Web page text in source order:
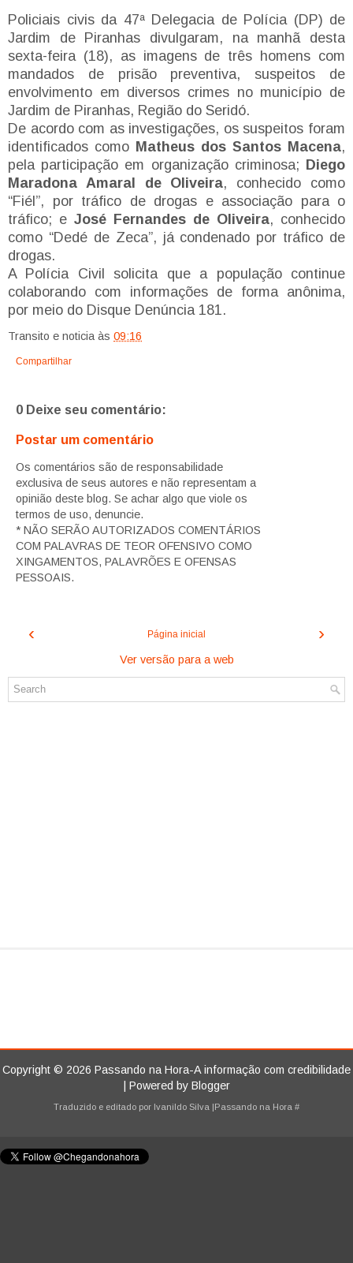
Policiais civis da 47ª Delegacia de Polícia (DP) de
Jardim de Piranhas divulgaram, na manhã desta
sexta-feira (18), as imagens de três homens com
mandados de prisão preventiva, suspeitos de
envolvimento em diversos crimes no município de
Jardim de Piranhas, Região do Seridó.
De acordo com as investigações, os suspeitos foram
identificados como Matheus dos Santos Macena,
pela participação em organização criminosa; Diego
Maradona Amaral de Oliveira, conhecido como
“Fiél”, por tráfico de drogas e associação para o
tráfico; e José Fernandes de Oliveira, conhecido
como “Dedé de Zeca”, já condenado por tráfico de
drogas.
A Polícia Civil solicita que a população continue
colaborando com informações de forma anônima,
por meio do Disque Denúncia 181.
Transito e noticia às 09:16
Compartilhar
0 Deixe seu comentário:
Postar um comentário
Os comentários são de responsabilidade
exclusiva de seus autores e não representam a
opinião deste blog. Se achar algo que viole os
termos de uso, denuncie.
* NÃO SERÃO AUTORIZADOS COMENTÁRIOS
COM PALAVRAS DE TEOR OFENSIVO COMO
XINGAMENTOS, PALAVRÕES E OFENSAS
PESSOAIS.
‹ ›
Página inicial
Ver versão para a web
Copyright © 2026 Passando na Hora-A informação com credibilidade
| Powered by Blogger
Traduzido e editado por Ivanildo Silva |Passando na Hora #